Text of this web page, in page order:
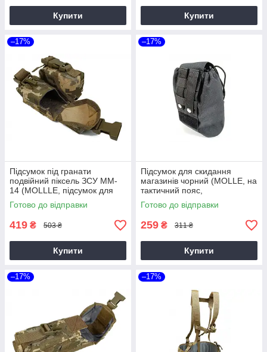
Купити Купити
–17%
Підсумок під гранати
подвійний піксель ЗСУ MM-
14 (MOLLLE, підсумок для
розвантаження гранат на
розвантаження, жилет, РПС)
Готово до відправки
419 ₴ 503 ₴
Купити
–17%
Підсумок для скидання
магазинів чорний (MOLLE, на
тактичний пояс,
розвантаження, РПС)
Готово до відправки
259 ₴ 311 ₴
Купити
–17% –17%